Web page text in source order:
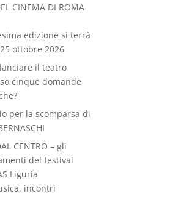
CINEMA DI ROMA
edizione si terrà
ottobre 2026
il teatro
cinque domande
per la scomparsa di
CENTRO – gli
del festival
Liguria
incontri